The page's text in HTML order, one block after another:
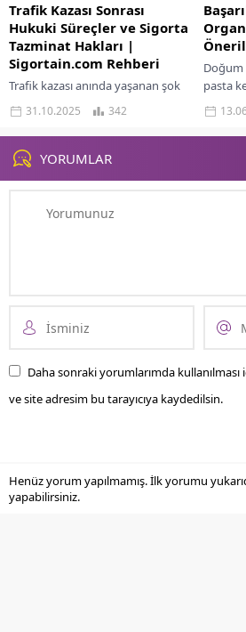
Trafik Kazası Sonrası
Hukuki Süreçler ve Sigorta
Tazminat Hakları |
Sigortain.com Rehberi
Trafik kazası anında yaşanan şok
ve panik, sürücülerin doğru
adımları atmasını zorlaştırır. Ancak
bu kritik anlarda yapılacak hatalar,
hak kayıplarına...
31.10.2025 342
Doğum
pasta
çıkıp,
YORUMLAR
Daha sonraki yorumlarımda
ve site adresim bu tarayıcıya kaydedilsin.
Henüz yorum yapılmamış. İlk yorumu
yapabilirsiniz.